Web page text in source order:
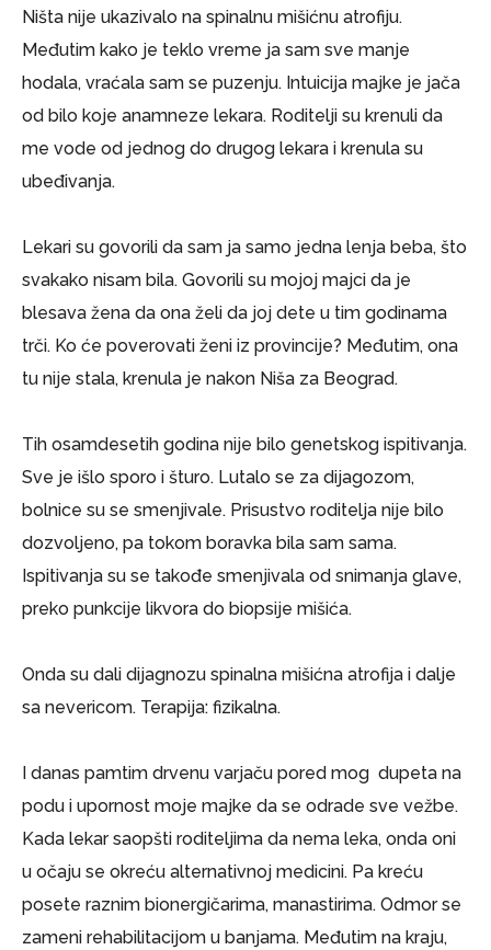
Ništa nije ukazivalo na spinalnu mišićnu atrofiju.
Međutim kako je teklo vreme ja sam sve manje
hodala, vraćala sam se puzenju. Intuicija majke je jača
od bilo koje anamneze lekara. Roditelji su krenuli da
me vode od jednog do drugog lekara i krenula su
ubeđivanja.
Lekari su govorili da sam ja samo jedna lenja beba, što
svakako nisam bila. Govorili su mojoj majci da je
blesava žena da ona želi da joj dete u tim godinama
trči. Ko će poverovati ženi iz provincije? Međutim, ona
tu nije stala, krenula je nakon Niša za Beograd.
Tih osamdesetih godina nije bilo genetskog ispitivanja.
Sve je išlo sporo i šturo. Lutalo se za dijagozom,
bolnice su se smenjivale. Prisustvo roditelja nije bilo
dozvoljeno, pa tokom boravka bila sam sama.
Ispitivanja su se takođe smenjivala od snimanja glave,
preko punkcije likvora do biopsije mišića.
Onda su dali dijagnozu spinalna mišićna atrofija i dalje
sa nevericom. Terapija: fizikalna.
I danas pamtim drvenu varjaču pored mog dupeta na
podu i upornost moje majke da se odrade sve vežbe.
Kada lekar saopšti roditeljima da nema leka, onda oni
u očaju se okreću alternativnoj medicini. Pa kreću
posete raznim bionergičarima, manastirima. Odmor se
zameni rehabilitacijom u banjama. Međutim na kraju,